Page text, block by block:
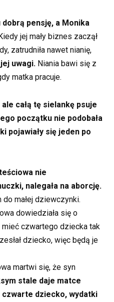
pensję, a Monika
Kiedy jej mały biznes zaczął
zatrudniła nawet nianię,
uwagi. Niania bawi się z
matka pracuje.
całą tę sielankę psuje
początku nie podobała
pojawiały się jeden po
nie
nalegała na aborcję.
małej dziewczynki.
dowiedziała się o
czwartego dziecka tak
dziecko, więc będą je
martwi się, że syn
stale daje matce
czwarte dziecko, wydatki